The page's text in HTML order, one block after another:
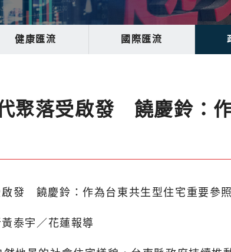
健康匯流 國際匯流
聚落受啟發 饒慶鈴：
泰宇／花蓮報導